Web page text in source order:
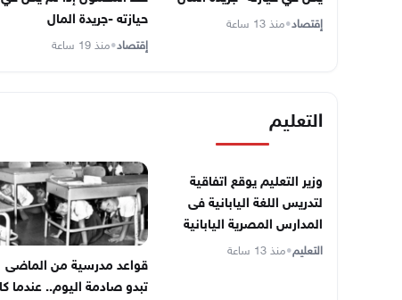
إقتصاد•منذ 13 ساعة
حيازته -جريدة المال
إقتصاد•منذ 19 ساعة
التعليم
وزير التعليم يوقع اتفاقية
لتدريس اللغة اليابانية فى
المدارس المصرية اليابانية
التعليم•منذ 13 ساعة
قواعد مدرسية من الماضى
تبدو صادمة اليوم.. عندما